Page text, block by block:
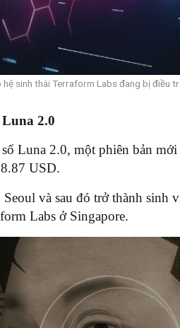
hệ sinh thái Terraform Labs đang bị điều
2.0
Luna 2.0, một phiên bản
USD.
và sau đó trở thành
Labs ở Singapore.